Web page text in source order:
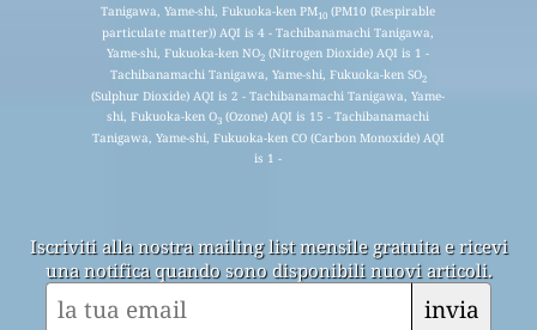
Tanigawa, Yame-shi, Fukuoka-ken PM10 (PM10 (Respirable
particulate matter)) AQI is 4 - Tachibanamachi Tanigawa,
Yame-shi, Fukuoka-ken NO2 (Nitrogen Dioxide) AQI is 1 -
Tachibanamachi Tanigawa, Yame-shi, Fukuoka-ken SO2
(Sulphur Dioxide) AQI is 2 - Tachibanamachi Tanigawa, Yame-
shi, Fukuoka-ken O3 (Ozone) AQI is 15 - Tachibanamachi
Tanigawa, Yame-shi, Fukuoka-ken CO (Carbon Monoxide) AQI
is 1 -
Iscriviti alla nostra mailing list mensile gratuita e ricevi
una notifica quando sono disponibili nuovi articoli.
invia